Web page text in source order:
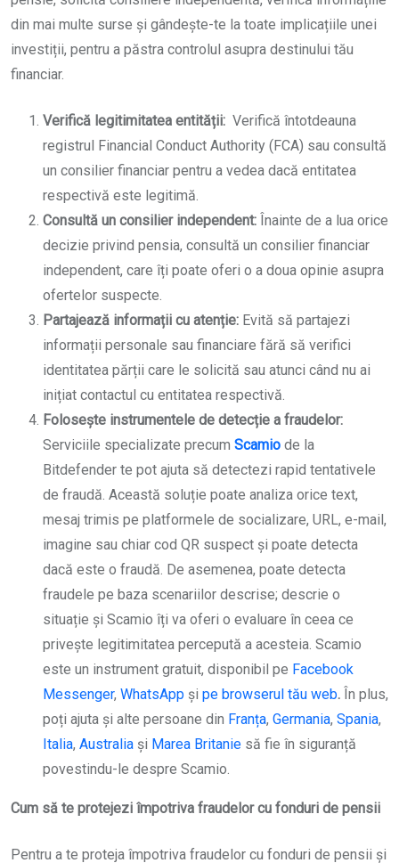
din mai multe surse și gândește-te la toate implicațiile unei
investiții, pentru a păstra controlul asupra destinului tău
financiar.
Verifică legitimitatea entității: Verifică întotdeauna
registrul Financial Conduct Authority (FCA) sau consultă
un consilier financiar pentru a vedea dacă entitatea
respectivă este legitimă.
Consultă un consilier independent: Înainte de a lua orice
decizie privind pensia, consultă un consilier financiar
independent, care îți poate oferi o a doua opinie asupra
ofertelor suspecte.
Partajează informații cu atenție: Evită să partajezi
informații personale sau financiare fără să verifici
identitatea părții care le solicită sau atunci când nu ai
inițiat contactul cu entitatea respectivă.
Folosește instrumentele de detecție a fraudelor:
Serviciile specializate precum Scamio de la
Bitdefender te pot ajuta să detectezi rapid tentativele
de fraudă. Această soluție poate analiza orice text,
mesaj trimis pe platformele de socializare, URL, e-mail,
imagine sau chiar cod QR suspect și poate detecta
dacă este o fraudă. De asemenea, poate detecta
fraudele pe baza scenariilor descrise; descrie o
situație și Scamio îți va oferi o evaluare în ceea ce
privește legitimitatea percepută a acesteia. Scamio
este un instrument gratuit, disponibil pe Facebook
Messenger, WhatsApp și pe browserul tău web. În plus,
poți ajuta și alte persoane din Franța, Germania, Spania,
Italia, Australia și Marea Britanie să fie în siguranță
povestindu-le despre Scamio.
Cum să te protejezi împotriva fraudelor cu fonduri de pensii
Pentru a te proteja împotriva fraudelor cu fonduri de pensii și